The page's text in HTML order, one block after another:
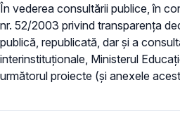
În vederea consultării publice, în
nr. 52/2003 privind transparenţa
publică, republicată, dar și a
interinstituționale, Ministerul
următorul proiecte (și anexele